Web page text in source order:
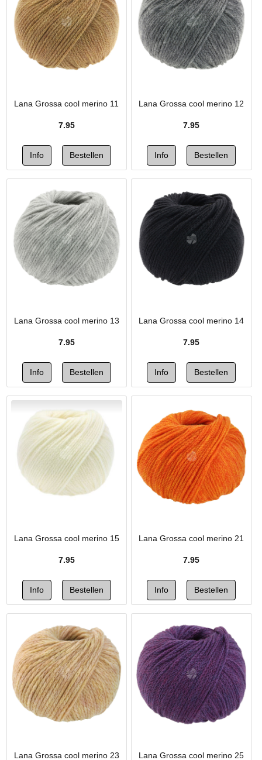
Lana Grossa cool merino 11
7.95
Lana Grossa cool merino 12
7.95
Lana Grossa cool merino 13
7.95
Lana Grossa cool merino 14
7.95
Lana Grossa cool merino 15
7.95
Lana Grossa cool merino 21
7.95
Lana Grossa cool merino 23 Lana Grossa cool merino 25